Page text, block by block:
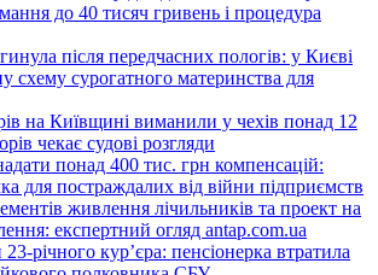
до 40 тисяч гривень і процедура
після передчасних пологів: у Києві
схему сурогатного материнства для
на Київщині виманили у чехів понад 12
чекає судові розгляди
понад 400 тис. грн компенсацій:
для постраждалих від війни підприємств
живлення лічильників та проект на
експертний огляд antap.com.ua
річного кур’єра: пенсіонерка втратила